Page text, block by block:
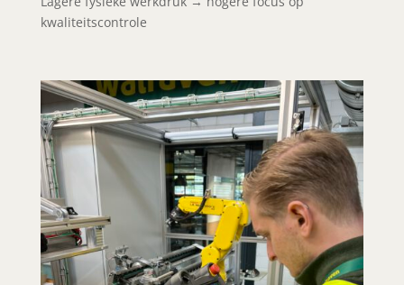
kwaliteitscontrole